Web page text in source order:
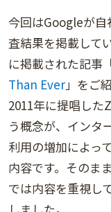
今回はGoogleが自
査結果を掲載して
に掲載された記事
Than Ever」をご
2011年に提唱し
う概念が、インタ
利用の増加によっ
内容です。そのま
では内容を重視し